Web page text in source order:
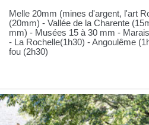
Melle 20mm (mines d'argent, l'art
(20mm) - Vallée de la Charente
mm) - Musées 15 à 30 mm -
- La Rochelle(1h30) - Angoulême
fou (2h30)